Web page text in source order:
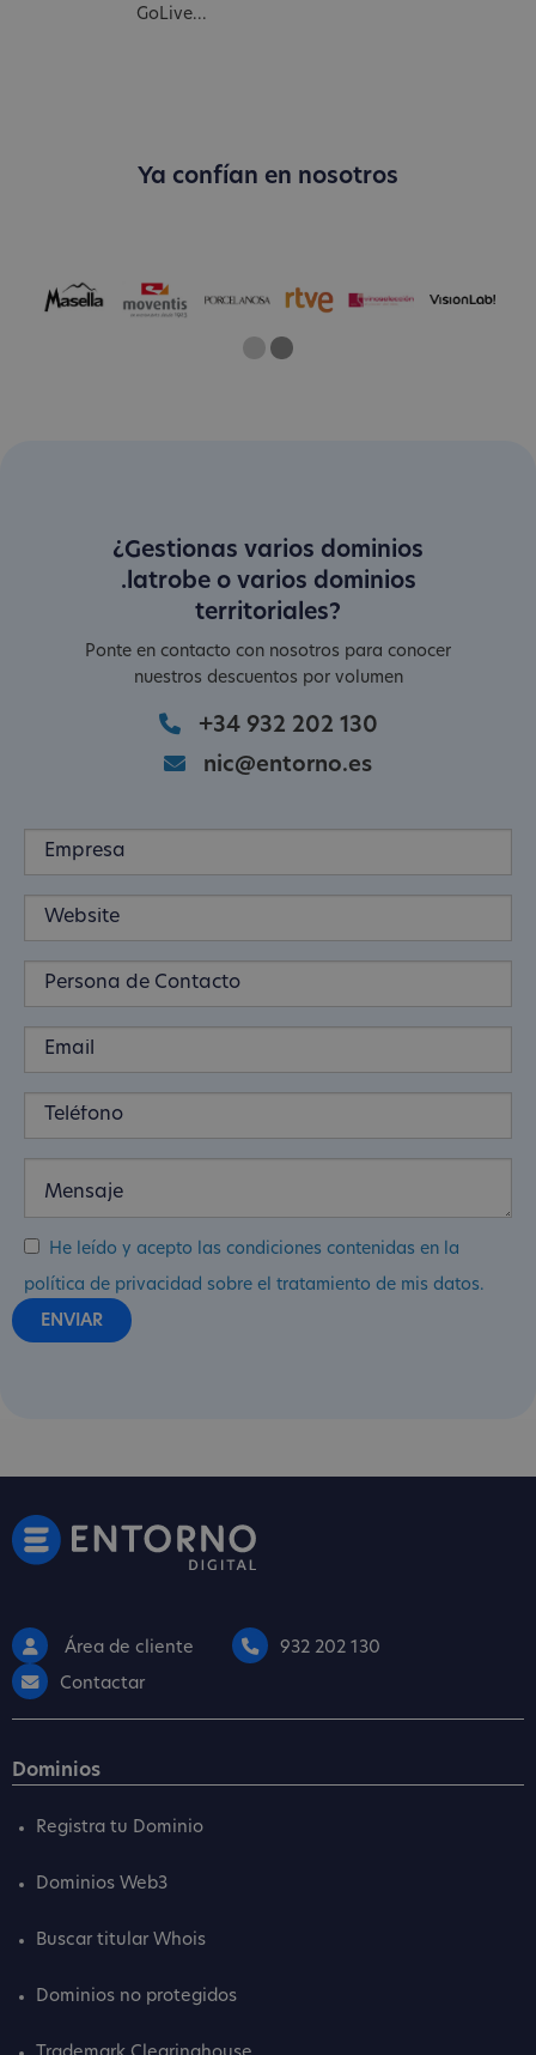
GoLive...
Ya confían en nosotros
OneTwo
Current Slide
¿Gestionas varios dominios
.latrobe o varios dominios
territoriales?
Ponte en contacto con nosotros para conocer
nuestros descuentos por volumen
+34 932 202 130
nic@entorno.es
He leído y acepto las condiciones contenidas en la
política de privacidad sobre el tratamiento de mis datos.
Área de cliente
932 202 130
Contactar
Dominios
Registra tu Dominio
Dominios Web3
Buscar titular Whois
Dominios no protegidos